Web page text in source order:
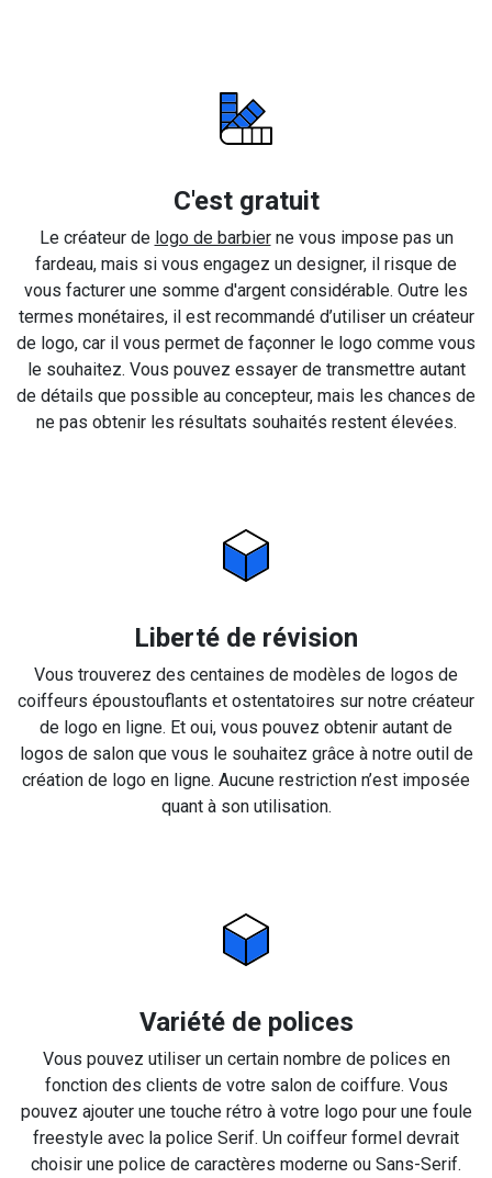
C'est gratuit
Le créateur de logo de barbierne vous impose pas un
fardeau, mais si vous engagez un designer, il risque de
vous facturer une somme d'argent considérable. Outre les
termes monétaires, il est recommandé d’utiliser un créateur
de logo, car il vous permet de façonner le logo comme vous
le souhaitez. Vous pouvez essayer de transmettre autant
de détails que possible au concepteur, mais les chances de
ne pas obtenir les résultats souhaités restent élevées.
Liberté de révision
Vous trouverez des centaines de modèles de logos de
coiffeurs époustouflants et ostentatoires sur notre créateur
de logo en ligne. Et oui, vous pouvez obtenir autant de
logos de salon que vous le souhaitez grâce à notre outil de
création de logo en ligne. Aucune restriction n’est imposée
quant à son utilisation.
Variété de polices
Vous pouvez utiliser un certain nombre de polices en
fonction des clients de votre salon de coiffure. Vous
pouvez ajouter une touche rétro à votre logo pour une foule
freestyle avec la police Serif. Un coiffeur formel devrait
choisir une police de caractères moderne ou Sans-Serif.